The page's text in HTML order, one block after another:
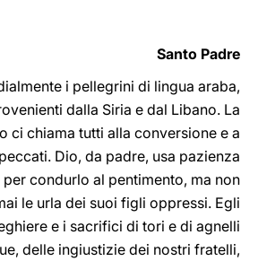
Santo Padre
i pellegrini di lingua araba,
dalla Siria e dal Libano. La
ci chiama tutti alla conversione e a
Dio, da padre, usa pazienza
condurlo al pentimento, ma non
le urla dei suoi figli oppressi. Egli
e i sacrifici di tori e di agnelli
delle ingiustizie dei nostri fratelli,